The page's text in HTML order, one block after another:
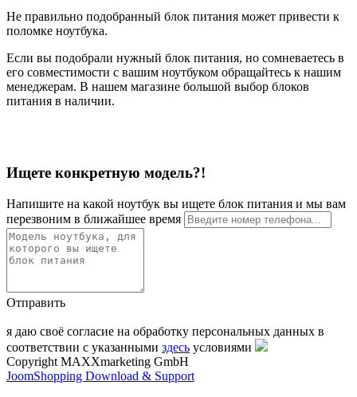
Не правильно подобранный блок питания может привести к
поломке ноутбука.
Если вы подобрали нужный блок питания, но сомневаетесь в
его совместимости с вашим ноутбуком обращайтесь к нашим
менеджерам. В нашем магазине большой выбор блоков
питания в наличии.
Ищете конкретную модель?!
Напишите на какой ноутбук вы ищете блок питания и мы вам
перезвоним в ближайшее время
Отправить
я даю своё согласие на обработку персональных данных в
соответствии с указанными здесь условиями
Copyright MAXXmarketing GmbH
JoomShopping Download & Support